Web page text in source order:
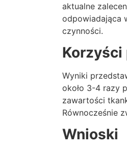
aktualne
odpowiadająca
czynności.
Korzyści
Wyniki
około 3-4 razy
zawartości
Równocześnie
Wnioski